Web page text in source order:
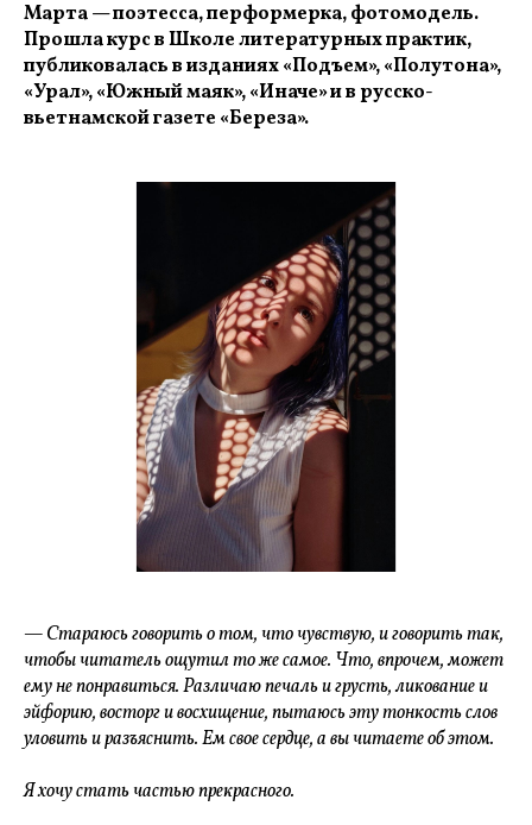
Марта — поэтесса, перформерка, фотомодель.
Прошла курс в Школе литературных практик,
публиковалась в изданиях «Подъем», «Полутона»,
«Урал», «Южный маяк», «Иначе» и в русско-
вьетнамской газете «Береза».
— Стараюсь говорить о том, что чувствую, и говорить так,
чтобы читатель ощутил то же самое. Что, впрочем, может
ему не понравиться. Различаю печаль и грусть, ликование и
эйфорию, восторг и восхищение, пытаюсь эту тонкость слов
уловить и разъяснить. Ем свое сердце, а вы читаете об этом.
Я хочу стать частью прекрасного.